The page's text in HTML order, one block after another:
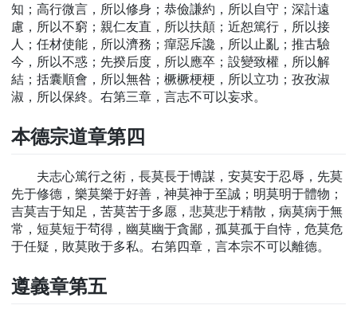
知；高行微言，所以修身；恭儉謙約，所以自守；深計遠
慮，所以不窮；親仁友直，所以扶顛；近恕篤行，所以接
人；任材使能，所以濟務；癉惡斥讒，所以止亂；推古驗
今，所以不惑；先揆后度，所以應卒；設變致權，所以解
結；括囊順會，所以無咎；橛橛梗梗，所以立功；孜孜淑
淑，所以保終。右第三章，言志不可以妄求。
本德宗道章第四
夫志心篤行之術，長莫長于博謀，安莫安于忍辱，先莫
先于修德，樂莫樂于好善，神莫神于至誠；明莫明于體物；
吉莫吉于知足，苦莫苦于多愿，悲莫悲于精散，病莫病于無
常，短莫短于茍得，幽莫幽于貪鄙，孤莫孤于自恃，危莫危
于任疑，敗莫敗于多私。右第四章，言本宗不可以離德。
遵義章第五